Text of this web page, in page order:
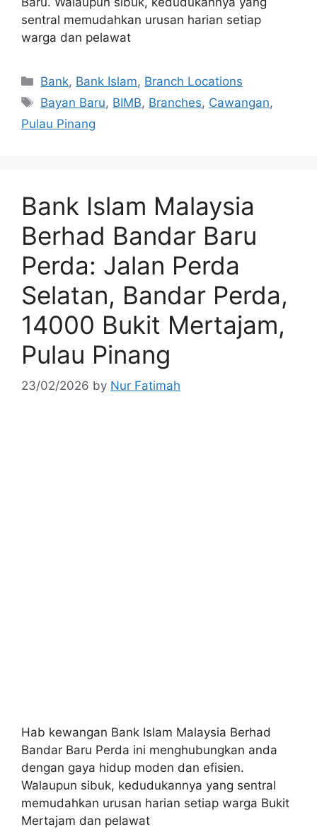
sentral memudahkan urusan harian setiap
warga dan pelawat
Categories
Bank, Bank Islam, Branch Locations
Tags
Bayan Baru, BIMB, Branches, Cawangan,
Pulau Pinang
Bank Islam Malaysia
Berhad Bandar Baru
Perda: Jalan Perda
Selatan, Bandar Perda,
14000 Bukit Mertajam,
Pulau Pinang
23/02/2026 by Nur Fatimah
Hab kewangan Bank Islam Malaysia Berhad
Bandar Baru Perda ini menghubungkan anda
dengan gaya hidup moden dan efisien.
Walaupun sibuk, kedudukannya yang sentral
memudahkan urusan harian setiap warga Bukit
Mertajam dan pelawat